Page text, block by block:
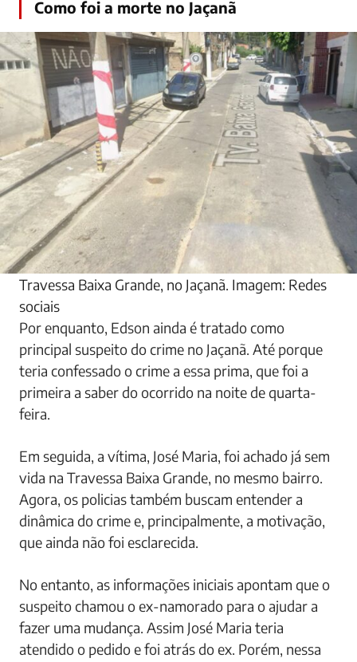
Como foi a morte no Jaçanã
Travessa Baixa Grande, no Jaçanã. Imagem: Redes
sociais
Por enquanto, Edson ainda é tratado como
principal suspeito do crime no Jaçanã. Até porque
teria confessado o crime a essa prima, que foi a
primeira a saber do ocorrido na noite de quarta-
feira.
Em seguida, a vítima, José Maria, foi achado já sem
vida na Travessa Baixa Grande, no mesmo bairro.
Agora, os policias também buscam entender a
dinâmica do crime e, principalmente, a motivação,
que ainda não foi esclarecida.
No entanto, as informações iniciais apontam que o
suspeito chamou o ex-namorado para o ajudar a
fazer uma mudança. Assim José Maria teria
atendido o pedido e foi atrás do ex. Porém, nessa